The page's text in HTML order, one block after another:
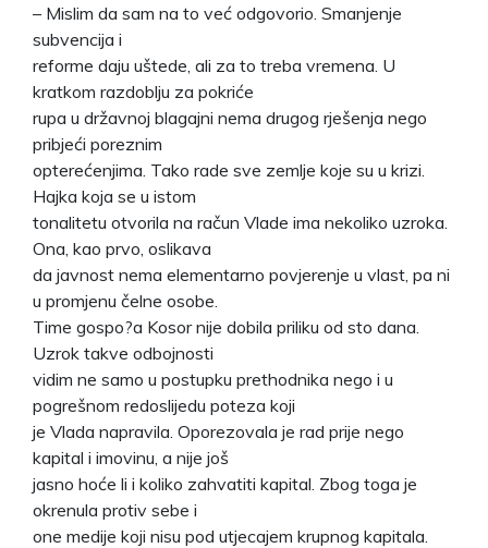
– Mislim da sam na to već odgovorio. Smanjenje
subvencija i
reforme daju uštede, ali za to treba vremena. U
kratkom razdoblju za pokriće
rupa u državnoj blagajni nema drugog rješenja nego
pribjeći poreznim
opterećenjima. Tako rade sve zemlje koje su u krizi.
Hajka koja se u istom
tonalitetu otvorila na račun Vlade ima nekoliko uzroka.
Ona, kao prvo, oslikava
da javnost nema elementarno povjerenje u vlast, pa ni
u promjenu čelne osobe.
Time gospo?a Kosor nije dobila priliku od sto dana.
Uzrok takve odbojnosti
vidim ne samo u postupku prethodnika nego i u
pogrešnom redoslijedu poteza koji
je Vlada napravila. Oporezovala je rad prije nego
kapital i imovinu, a nije još
jasno hoće li i koliko zahvatiti kapital. Zbog toga je
okrenula protiv sebe i
one medije koji nisu pod utjecajem krupnog kapitala.